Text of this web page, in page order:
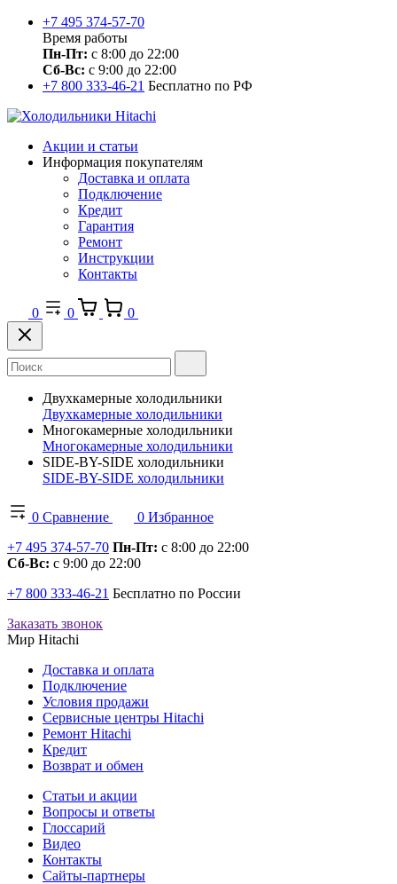
+7 495 374-57-70
Время работы
Пн-Пт: с 8:00 до 22:00
Сб-Вс: с 9:00 до 22:00
+7 800 333-46-21 Бесплатно по РФ
Акции и статьи
Информация покупателям
Доставка и оплата
Подключение
Кредит
Гарантия
Ремонт
Инструкции
Контакты
0 0 0
Двухкамерные холодильники
Двухкамерные холодильники
Многокамерные холодильники
Многокамерные холодильники
SIDE-BY-SIDE холодильники
SIDE-BY-SIDE холодильники
0 Сравнение 0 Избранное
+7 495 374-57-70 Пн-Пт: с 8:00 до 22:00
Сб-Вс: с 9:00 до 22:00
+7 800 333-46-21 Бесплатно по России
Заказать звонок
Мир Hitachi
Доставка и оплата
Подключение
Условия продажи
Сервисные центры Hitachi
Ремонт Hitachi
Кредит
Возврат и обмен
Cтатьи и акции
Вопросы и ответы
Глоссарий
Видео
Контакты
Сайты-партнеры